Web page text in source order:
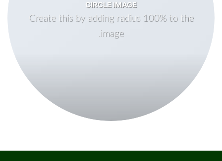
CIRCLE IMAGE
Create this by adding radius 100% to the
image.